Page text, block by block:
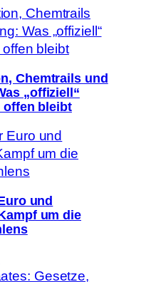
Chemtrails und
„offiziell“
offen bleibt
und
um die